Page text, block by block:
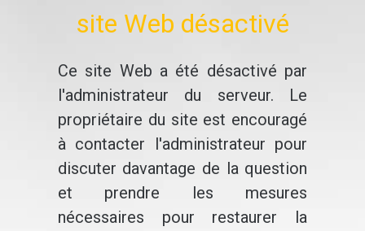
site Web désactivé
Ce site Web a été désactivé par
l'administrateur du serveur. Le
propriétaire du site est encouragé
à contacter l'administrateur pour
discuter davantage de la question
et prendre les mesures
nécessaires pour restaurer la